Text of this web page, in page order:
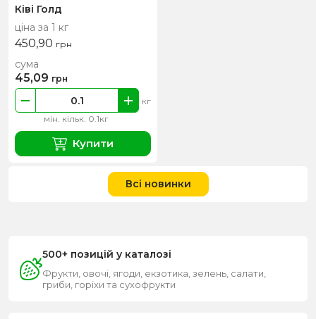
Ківі Голд
ціна за 1 кг
450,90 грн
мін. кільк. 0.1кг
кг
сума
45,09 грн
Купити
Всі новинки
500+ позицій у каталозі
Фрукти, овочі, ягоди, екзотика, зелень, салати,
гриби, горіхи та сухофрукти